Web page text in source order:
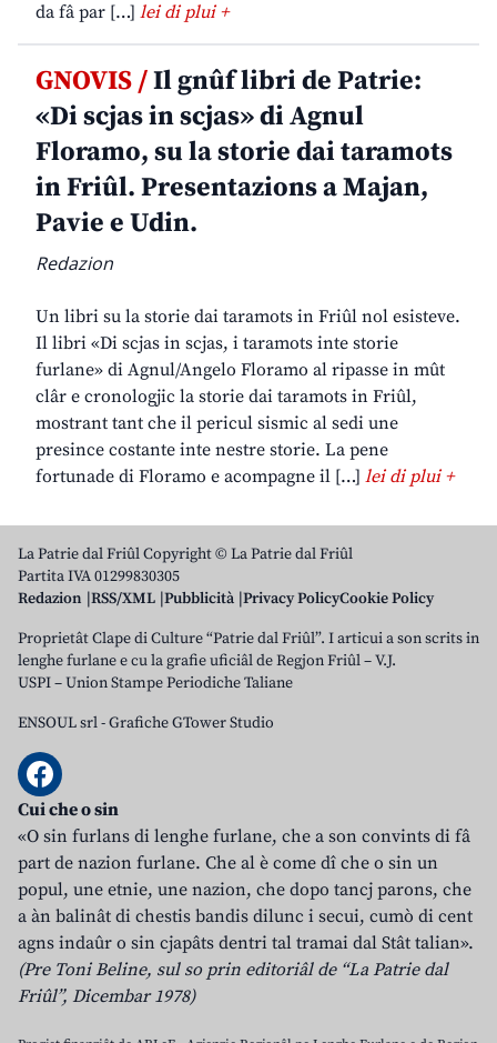
da fâ par […] lei di plui +
GNOVIS /Il gnûf libri de Patrie:
«Di scjas in scjas» di Agnul
Floramo, su la storie dai taramots
in Friûl. Presentazions a Majan,
Pavie e Udin.
Redazion
Un libri su la storie dai taramots in Friûl nol esisteve.
Il libri «Di scjas in scjas, i taramots inte storie
furlane» di Agnul/Angelo Floramo al ripasse in mût
clâr e cronologjic la storie dai taramots in Friûl,
mostrant tant che il pericul sismic al sedi une
presince costante inte nestre storie. La pene
fortunade di Floramo e acompagne il […] lei di plui +
La Patrie dal Friûl Copyright © La Patrie dal Friûl
Partita IVA 01299830305
Redazion RSS/XML Pubblicità Privacy PolicyCookie Policy
Proprietât Clape di Culture “Patrie dal Friûl”. I articui a son scrits in
lenghe furlane e cu la grafie uficiâl de Regjon Friûl – V.J.
USPI – Union Stampe Periodiche Taliane
ENSOUL srl-Grafiche GTower Studio
Cui che o sin
«O sin furlans di lenghe furlane, che a son convints di fâ
part de nazion furlane. Che al è come dî che o sin un
popul, une etnie, une nazion, che dopo tancj parons, che
a àn balinât di chestis bandis dilunc i secui, cumò di cent
agns indaûr o sin cjapâts dentri tal tramai dal Stât talian».
(Pre Toni Beline, sul so prin editoriâl de “La Patrie dal
Friûl”, Dicembar 1978)